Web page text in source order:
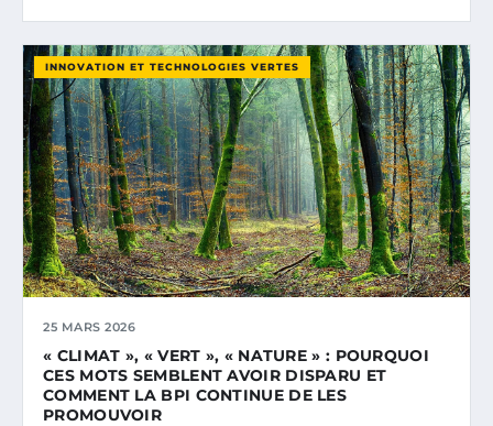
INNOVATION ET TECHNOLOGIES VERTES
25 MARS 2026
« CLIMAT », « VERT », « NATURE » : POURQUOI
CES MOTS SEMBLENT AVOIR DISPARU ET
COMMENT LA BPI CONTINUE DE LES
PROMOUVOIR